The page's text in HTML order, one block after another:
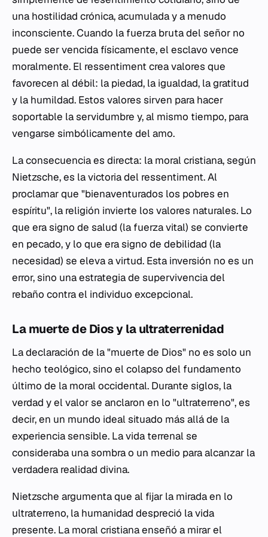
una hostilidad crónica, acumulada y a menudo
inconsciente. Cuando la fuerza bruta del señor no
puede ser vencida físicamente, el esclavo vence
moralmente. El ressentiment crea valores que
favorecen al débil: la piedad, la igualdad, la gratitud
y la humildad. Estos valores sirven para hacer
soportable la servidumbre y, al mismo tiempo, para
vengarse simbólicamente del amo.
La consecuencia es directa: la moral cristiana, según
Nietzsche, es la victoria del ressentiment. Al
proclamar que "bienaventurados los pobres en
espíritu", la religión invierte los valores naturales. Lo
que era signo de salud (la fuerza vital) se convierte
en pecado, y lo que era signo de debilidad (la
necesidad) se eleva a virtud. Esta inversión no es un
error, sino una estrategia de supervivencia del
rebaño contra el individuo excepcional.
La muerte de Dios y la ultraterrenidad
La declaración de la "muerte de Dios" no es solo un
hecho teológico, sino el colapso del fundamento
último de la moral occidental. Durante siglos, la
verdad y el valor se anclaron en lo "ultraterreno", es
decir, en un mundo ideal situado más allá de la
experiencia sensible. La vida terrenal se
consideraba una sombra o un medio para alcanzar la
verdadera realidad divina.
Nietzsche argumenta que al fijar la mirada en lo
ultraterreno, la humanidad despreció la vida
presente. La moral cristiana enseñó a mirar el